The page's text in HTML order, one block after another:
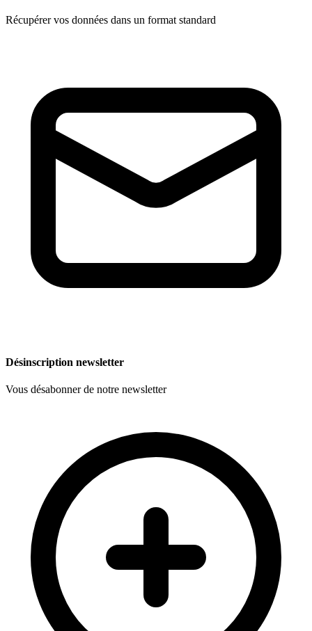
Récupérer vos données dans un format standard
Désinscription newsletter
Vous désabonner de notre newsletter